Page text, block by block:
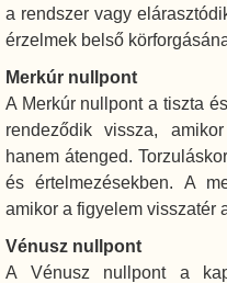
a rendszer vagy
érzelmek belső
Merkúr nullpont
A Merkúr nullpont a tiszta
rendeződik vissza,
hanem átenged.
és értelmezésekben. A
amikor a figyelem visszatér
Vénusz nullpont
A Vénusz nullpont a